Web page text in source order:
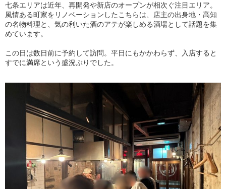
七条エリアは近年、再開発や新店のオープンが相次ぐ注目エリア。
風情ある町家をリノベーションしたこちらは、店主の出身地・高知
の名物料理と、気の利いた酒のアテが楽しめる酒場として話題を集
めています。
この日は数日前に予約して訪問。平日にもかかわらず、入店すると
すでに満席という盛況ぶりでした。